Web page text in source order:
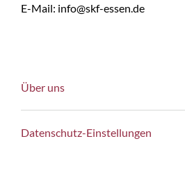
E-Mail: info@skf-essen.de
Über uns
Datenschutz-Einstellungen